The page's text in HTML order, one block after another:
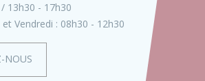
13h30 - 17h30
Vendredi : 08h30 - 12h30
NOUS